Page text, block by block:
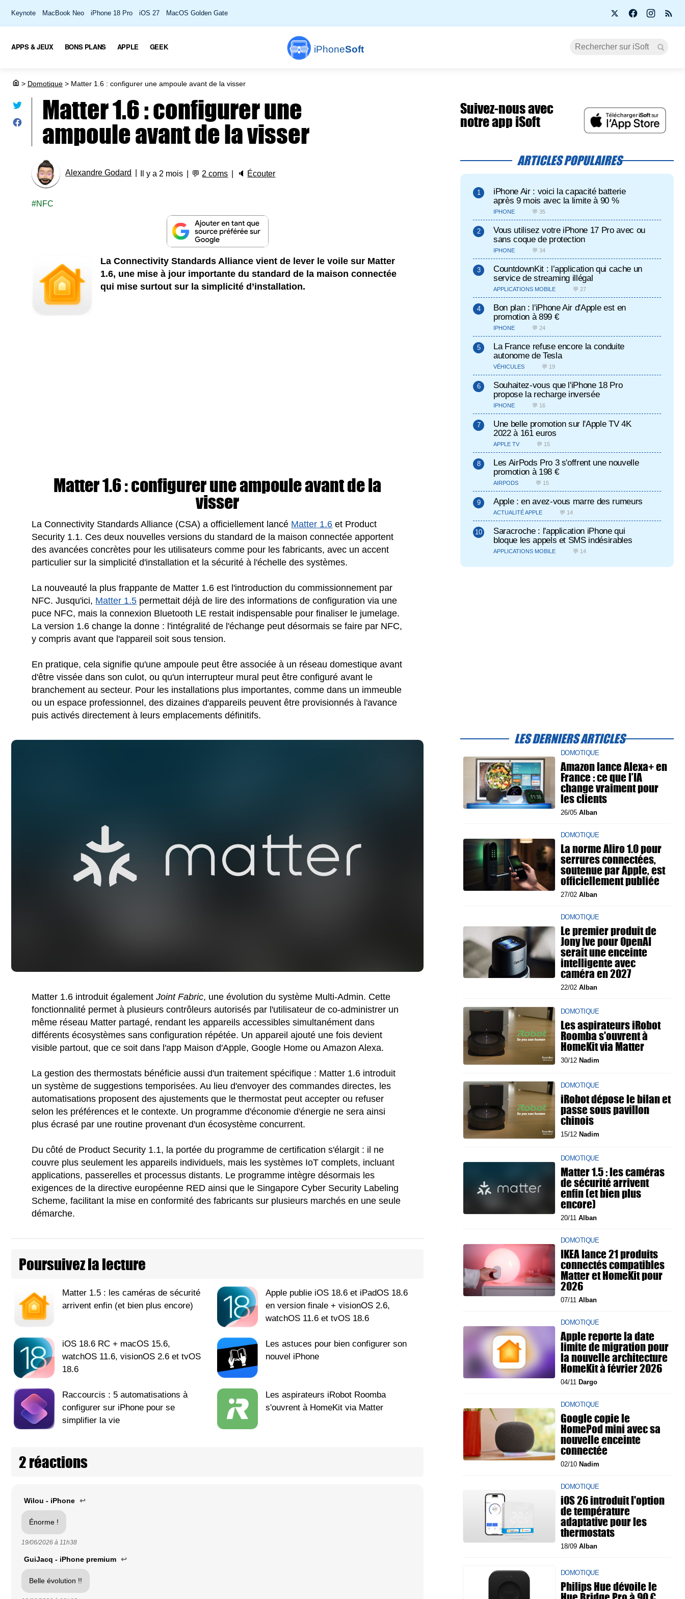
Keynote MacBook Neo iPhone 18 Pro iOS 27 MacOS Golden Gate
iPhoneSoft
APPS & JEUX BONS PLANS APPLE GEEK
> Domotique > Matter 1.6 : configurer une ampoule avant de la visser
Matter 1.6 : configurer une
ampoule avant de la visser
Alexandre Godard Il y a 2 mois 💬 2 coms 🔈 Écouter
NFC
La Connectivity Standards Alliance vient de lever le voile sur Matter
1.6, une mise à jour importante du standard de la maison connectée
qui mise surtout sur la simplicité d’installation.
Matter 1.6 : configurer une ampoule avant de la
visser
La Connectivity Standards Alliance (CSA) a officiellement lancé Matter 1.6 et Product
Security 1.1. Ces deux nouvelles versions du standard de la maison connectée apportent
des avancées concrètes pour les utilisateurs comme pour les fabricants, avec un accent
particulier sur la simplicité d'installation et la sécurité à l'échelle des systèmes.
La nouveauté la plus frappante de Matter 1.6 est l'introduction du commissionnement par
NFC. Jusqu'ici, Matter 1.5 permettait déjà de lire des informations de configuration via une
puce NFC, mais la connexion Bluetooth LE restait indispensable pour finaliser le jumelage.
La version 1.6 change la donne : l'intégralité de l'échange peut désormais se faire par NFC,
y compris avant que l'appareil soit sous tension.
En pratique, cela signifie qu'une ampoule peut être associée à un réseau domestique avant
d'être vissée dans son culot, ou qu'un interrupteur mural peut être configuré avant le
branchement au secteur. Pour les installations plus importantes, comme dans un immeuble
ou un espace professionnel, des dizaines d'appareils peuvent être provisionnés à l'avance
puis activés directement à leurs emplacements définitifs.
Matter 1.6 introduit égalementJoint Fabric, une évolution du système Multi-Admin. Cette
fonctionnalité permet à plusieurs contrôleurs autorisés par l'utilisateur de co-administrer un
même réseau Matter partagé, rendant les appareils accessibles simultanément dans
différents écosystèmes sans configuration répétée. Un appareil ajouté une fois devient
visible partout, que ce soit dans l'app Maison d'Apple, Google Home ou Amazon Alexa.
La gestion des thermostats bénéficie aussi d'un traitement spécifique : Matter 1.6 introduit
un système de suggestions temporisées. Au lieu d'envoyer des commandes directes, les
automatisations proposent des ajustements que le thermostat peut accepter ou refuser
selon les préférences et le contexte. Un programme d'économie d'énergie ne sera ainsi
plus écrasé par une routine provenant d'un écosystème concurrent.
Du côté de Product Security 1.1, la portée du programme de certification s'élargit : il ne
couvre plus seulement les appareils individuels, mais les systèmes IoT complets, incluant
applications, passerelles et processus distants. Le programme intègre désormais les
exigences de la directive européenne RED ainsi que le Singapore Cyber Security Labeling
Scheme, facilitant la mise en conformité des fabricants sur plusieurs marchés en une seule
démarche.
Poursuivez la lecture
Matter 1.5 : les caméras de sécurité
arrivent enfin (et bien plus encore)
Apple publie iOS 18.6 et iPadOS 18.6
en version finale + visionOS 2.6,
watchOS 11.6 et tvOS 18.6
iOS 18.6 RC + macOS 15.6,
watchOS 11.6, visionOS 2.6 et tvOS
18.6
Les astuces pour bien configurer son
nouvel iPhone
Raccourcis : 5 automatisations à
configurer sur iPhone pour se
simplifier la vie
Les aspirateurs iRobot Roomba
s'ouvrent à HomeKit via Matter
2 réactions
Wilou - iPhone ↩
Énorme !
19/06/2026 à 11h38
GuiJacq - iPhone premium ↩
Belle évolution !!
Suivez-nous avec
notre app iSoft
ARTICLES POPULAIRES
iPhone Air : voici la capacité batterie
après 9 mois avec la limite à 90 %
IPHONE 💬 35
Vous utilisez votre iPhone 17 Pro avec ou
sans coque de protection
IPHONE 💬 34
CountdownKit : l’application qui cache un
service de streaming illégal
APPLICATIONS MOBILE 💬 27
Bon plan : l'iPhone Air d'Apple est en
promotion à 899 €
IPHONE 💬 24
La France refuse encore la conduite
autonome de Tesla
VÉHICULES 💬 19
Souhaitez-vous que l'iPhone 18 Pro
propose la recharge inversée
IPHONE 💬 16
Une belle promotion sur l'Apple TV 4K
2022 à 161 euros
APPLE TV 💬 15
Les AirPods Pro 3 s'offrent une nouvelle
promotion à 198 €
AIRPODS 💬 15
Apple : en avez-vous marre des rumeurs
ACTUALITÉ APPLE 💬 14
Saracroche : l'application iPhone qui
bloque les appels et SMS indésirables
APPLICATIONS MOBILE 💬 14
LES DERNIERS ARTICLES
DOMOTIQUE
Amazon lance Alexa+ en
France : ce que l’IA
change vraiment pour
les clients
26/05 Alban
DOMOTIQUE
La norme Aliro 1.0 pour
serrures connectées,
soutenue par Apple, est
officiellement publiée
27/02 Alban
DOMOTIQUE
Le premier produit de
Jony Ive pour OpenAI
serait une enceinte
intelligente avec
caméra en 2027
22/02 Alban
DOMOTIQUE
Les aspirateurs iRobot
Roomba s'ouvrent à
HomeKit via Matter
30/12 Nadim
DOMOTIQUE
iRobot dépose le bilan et
passe sous pavillon
chinois
15/12 Nadim
DOMOTIQUE
Matter 1.5 : les caméras
de sécurité arrivent
enfin (et bien plus
encore)
20/11 Alban
DOMOTIQUE
IKEA lance 21 produits
connectés compatibles
Matter et HomeKit pour
2026
07/11 Alban
DOMOTIQUE
Apple reporte la date
limite de migration pour
la nouvelle architecture
HomeKit à février 2026
04/11 Dargo
DOMOTIQUE
Google copie le
HomePod mini avec sa
nouvelle enceinte
connectée
02/10 Nadim
DOMOTIQUE
iOS 26 introduit l'option
de température
adaptative pour les
thermostats
18/09 Alban
DOMOTIQUE
Philips Hue dévoile le